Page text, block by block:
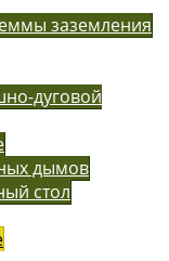
заземления
дуговой
дымов
стол